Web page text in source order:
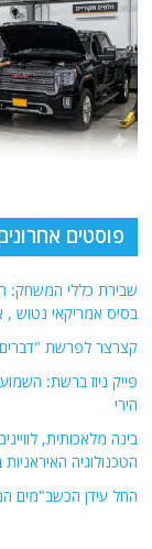
פוסטים
שבירת כללי המשחק:
בסיס אמריקאי נטוש ,
קצרצר לפרשת
פייק ניוז ברשת:
הירי
בינה מלאכותית,
הטכנולוגיה
החל עידן הכשב"מים